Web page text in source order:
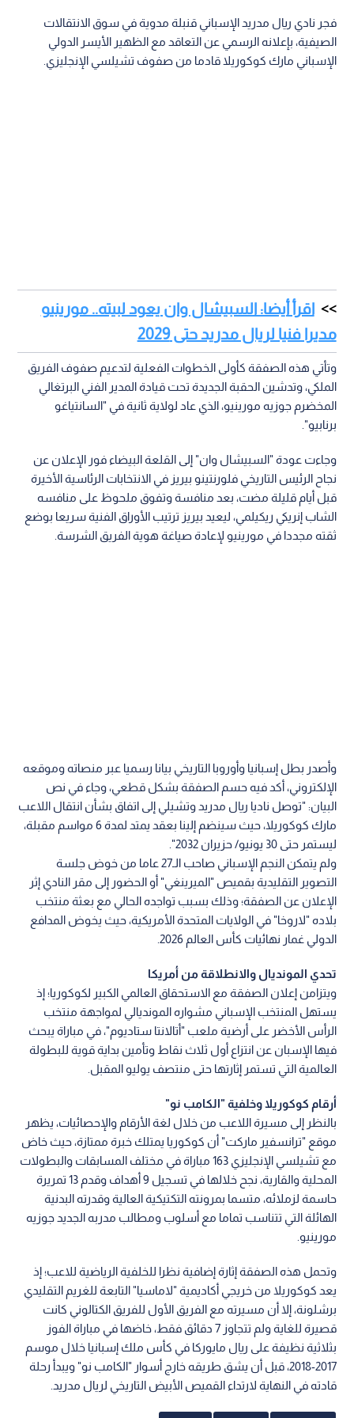
فجر نادي ريال مدريد الإسباني قنبلة مدوية في سوق الانتقالات
الصيفية، بإعلانه الرسمي عن التعاقد مع الظهير الأيسر الدولي
الإسباني مارك كوكوريلا​ قادما من صفوف تشيلسي الإنجليزي.
اقرأ أيضا: السبيشال وان يعود لبيته.. مورينيو
مديرا فنيا لريال مدريد حتى 2029
وتأتي هذه الصفقة كأولى الخطوات الفعلية لتدعيم صفوف الفريق
الملكي، وتدشين الحقبة الجديدة تحت قيادة المدير الفني البرتغالي
المخضرم جوزيه مورينيو، الذي عاد لولاية ثانية في "السانتياغو
برنابيو".
وجاءت عودة "السبيشال وان" إلى القلعة البيضاء فور الإعلان عن
نجاح الرئيس التاريخي فلورنتينو بيريز في الانتخابات الرئاسية الأخيرة
قبل أيام قليلة مضت، بعد منافسة وتفوق ملحوظ على منافسه
الشاب إنريكي ريكيلمي، ليعيد بيريز ترتيب الأوراق الفنية سريعا بوضع
ثقته مجددا في مورينيو لإعادة صياغة هوية الفريق الشرسة.
وأصدر بطل إسبانيا وأوروبا التاريخي بيانا رسميا عبر منصاته وموقعه
الإلكتروني، أكد فيه حسم الصفقة بشكل قطعي، وجاء في نص
البيان: "توصل ناديا ريال مدريد وتشيلي إلى اتفاق بشأن انتقال اللاعب
مارك كوكوريلا​، حيث سينضم إلينا بعقد يمتد لمدة 6 مواسم مقبلة،
ليستمر حتى 30 يونيو/ حزيران 2032".
ولم يتمكن النجم الإسباني صاحب الـ27 عاما من خوض جلسة
التصوير التقليدية بقميص "الميرينغي" أو الحضور إلى مقر النادي إثر
الإعلان عن الصفقة؛ وذلك بسبب تواجده الحالي مع بعثة منتخب
بلاده "لاروخا" في الولايات المتحدة الأمريكية، حيث يخوض المدافع
الدولي غمار نهائيات كأس العالم 2026.
تحدي المونديال والانطلاقة من أمريكا
ويتزامن إعلان الصفقة مع الاستحقاق العالمي الكبير لكوكوريا؛ إذ
يستهل المنتخب الإسباني مشواره المونديالي لمواجهة منتخب
الرأس الأخضر على أرضية ملعب "أتالانتا ستاديوم"، في مباراة يبحث
فيها الإسبان عن انتزاع أول ثلاث نقاط وتأمين بداية قوية للبطولة
العالمية التي تستمر إثارتها حتى منتصف يوليو المقبل.
أرقام كوكوريلا وخلفية "الكامب نو"
بالنظر إلى مسيرة اللاعب من خلال لغة الأرقام والإحصائيات، يظهر
موقع "ترانسفير ماركت" أن كوكوريا يمتلك خبرة ممتازة، حيث خاض
مع تشيلسي الإنجليزي 163 مباراة في مختلف المسابقات والبطولات
المحلية والقارية، نجح خلالها في تسجيل 9 أهداف وقدم 13 تمريرة
حاسمة لزملائه، متسما بمرونته التكتيكية العالية وقدرته البدنية
الهائلة التي تتناسب تماما مع أسلوب ومطالب مدربه الجديد جوزيه
مورينيو.
وتحمل هذه الصفقة إثارة إضافية نظرا للخلفية الرياضية للاعب؛ إذ
يعد كوكوريلا من خريجي أكاديمية "لاماسيا" التابعة للغريم التقليدي
برشلونة، إلا أن مسيرته مع الفريق الأول للفريق الكتالوني كانت
قصيرة للغاية ولم تتجاوز 7 دقائق فقط، خاضها في مباراة الفوز
بثلاثية نظيفة على ريال مايوركا في كأس ملك إسبانيا خلال موسم
2017-2018، قبل أن يشق طريقه خارج أسوار "الكامب نو" ويبدأ رحلة
قادته في النهاية لارتداء القميص الأبيض التاريخي لريال مدريد.